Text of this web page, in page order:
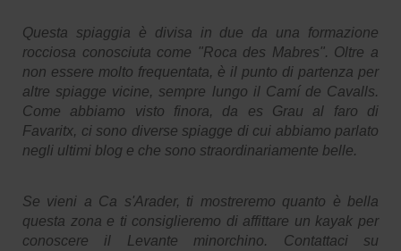
Questa spiaggia è divisa in due da una formazione
rocciosa conosciuta come "Roca des Mabres". Oltre a
non essere molto frequentata, è il punto di partenza per
altre spiagge vicine, sempre lungo il Camí de Cavalls.
Come abbiamo visto finora, da es Grau al faro di
Favaritx, ci sono diverse spiagge di cui abbiamo parlato
negli ultimi blog e che sono straordinariamente belle.
Se vieni a Ca s'Arader, ti mostreremo quanto è bella
questa zona e ti consiglieremo di affittare un kayak per
conoscere il Levante minorchino. Contattaci su